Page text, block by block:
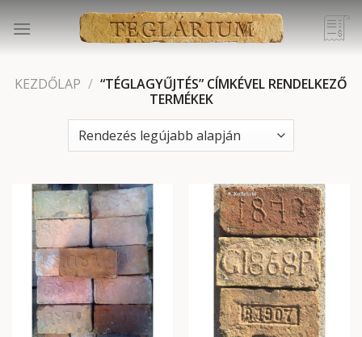
Skip
content
KEZDŐLAP / “TÉGLAGYŰJTÉS” CÍMKÉVEL RENDELKEZŐ
TERMÉKEK